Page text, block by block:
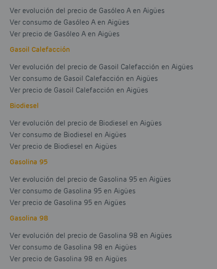
Ver evolución del precio de Gasóleo A en Aigües
Ver consumo de Gasóleo A en Aigües
Ver precio de Gasóleo A en Aigües
Gasoil Calefacción
Ver evolución del precio de Gasoil Calefacción en Aigües
Ver consumo de Gasoil Calefacción en Aigües
Ver precio de Gasoil Calefacción en Aigües
Biodiesel
Ver evolución del precio de Biodiesel en Aigües
Ver consumo de Biodiesel en Aigües
Ver precio de Biodiesel en Aigües
Gasolina 95
Ver evolución del precio de Gasolina 95 en Aigües
Ver consumo de Gasolina 95 en Aigües
Ver precio de Gasolina 95 en Aigües
Gasolina 98
Ver evolución del precio de Gasolina 98 en Aigües
Ver consumo de Gasolina 98 en Aigües
Ver precio de Gasolina 98 en Aigües